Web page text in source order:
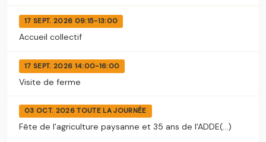
17 SEPT. 2026 09:15-13:00
Accueil collectif
17 SEPT. 2026 14:00-16:00
Visite de ferme
03 OCT. 2026 TOUTE LA JOURNÉE
Fête de l'agriculture paysanne et 35 ans de l'ADDE(...)